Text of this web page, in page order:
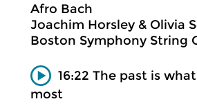
Afro Bach
Joachim Horsley & Olivia
Boston Symphony String
16:22 The past is
most